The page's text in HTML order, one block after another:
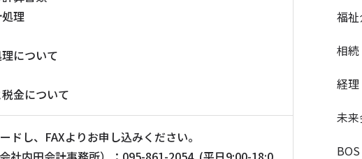
理
について
金について
ドし、FAXよりお申し込みください。
福
相
経理
未
BOS